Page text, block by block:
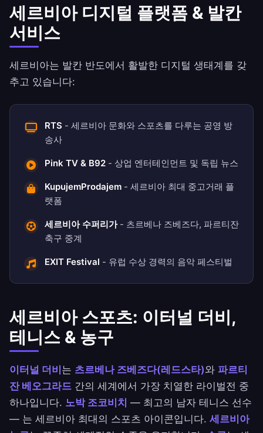
세르비아 디지털 플랫폼 & 발칸
서비스
세르비아는 발칸 반도에서 활발한 디지털 생태계를 갖
추고 있습니다:
RTS - 세르비아 문화와 스포츠를 다루는 공영 방
송사
Pink TV & B92 - 상업 엔터테인먼트 및 독립 뉴스
KupujemProdajem - 세르비아 최대 중고거래 플
랫폼
세르비아 수퍼리가- 츠르베나 즈베즈다, 파르티잔
축구 중계
EXIT Festival - 유럽 수상 경력의 음악 페스티벌
세르비아 스포츠: 이터널 더비,
테니스 & 농구
이터널 더비 는 츠르베나 즈베즈다(레드스타)와 파르티
잔 베오그라드 간의 세계에서 가장 치열한 라이벌전 중
하나입니다. 노박 조코비치 — 최고의 남자 테니스 선수
— 는 세르비아 최대의 스포츠 아이콘입니다. 세르비아